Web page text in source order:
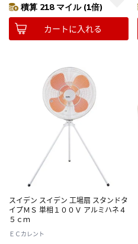
積算 218 マイル (1倍)
カートに入れる
スイデン スイデン 工場扇 スタンドタ
イプＭＳ 単相１００Ｖ アルミハネ４
５ｃｍ
ＥＣカレント